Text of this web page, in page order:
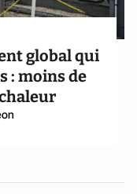
global qui
: moins de